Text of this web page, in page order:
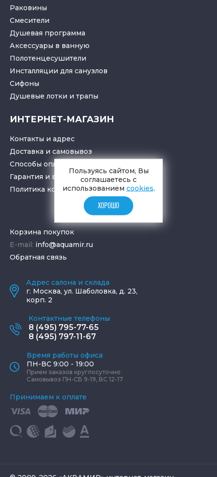
Раковины
Смесители
Душевая программа
Аксессуары в ванную
Полотенцесушители
Инсталляции для санузлов
Cифоны
Душевые лотки и трапы
ИНТЕРНЕТ-МАГАЗИН
Контакты и адрес
Доставка и самовывоз
Способы оплаты
Гарантия и возврат товара
Политика конфиденциальности
Корзина покупок
E-mail: info@aquamir.ru
Обратная связь
Адрес салона и склада
г. Москва, ул. Шаболовка, д. 23,
корп. 2
Контактные телефоны
8 (495) 795-77-65
8 (495) 797-11-67
Время работы офиса
ПН-ВС 9:00 - 19:00
Прием заказов круглосуточно
Самовывоз ПН-СБ 9-19, ВС 12-17
Принимаем к оплате
Пользуясь сайтом, Вы
соглашаетесь с
использованием cookies.
ХОРОШО